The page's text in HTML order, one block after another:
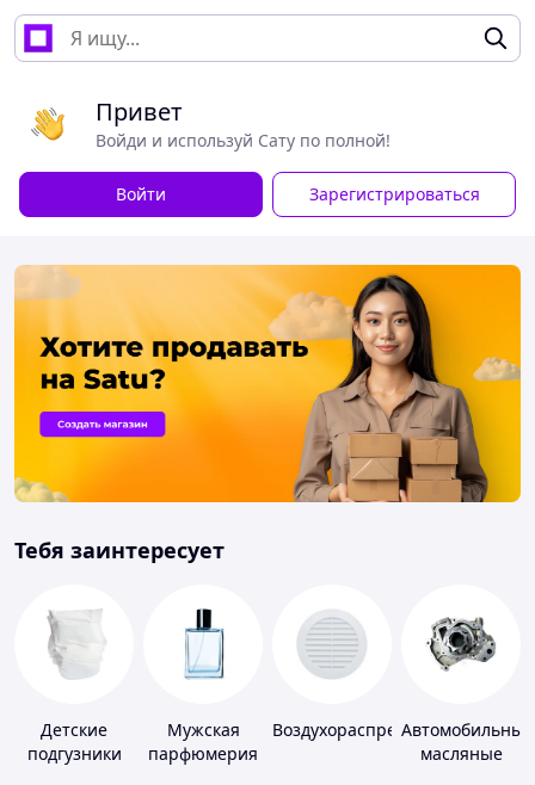
Привет
Войди и используй Сату по полной!
Войти Зарегистрироваться
Тебя заинтересует
Детские
подгузники
Мужская
парфюмерия
Воздухораспределители
Автомобильные
масляные